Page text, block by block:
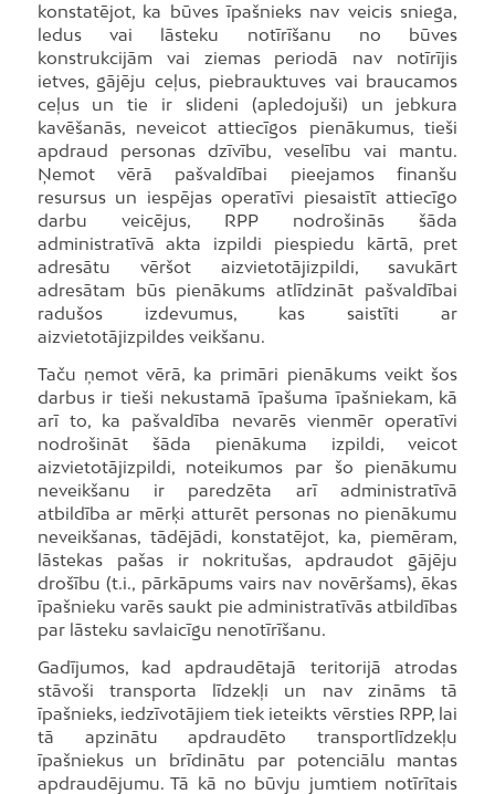
konstatējot, ka būves īpašnieks nav veicis sniega,
ledus vai lāsteku notīrīšanu no būves
konstrukcijām vai ziemas periodā nav notīrījis
ietves, gājēju ceļus, piebrauktuves vai braucamos
ceļus un tie ir slideni (apledojuši) un jebkura
kavēšanās, neveicot attiecīgos pienākumus, tieši
apdraud personas dzīvību, veselību vai mantu.
Ņemot vērā pašvaldībai pieejamos finanšu
resursus un iespējas operatīvi piesaistīt attiecīgo
darbu veicējus, RPP nodrošinās šāda
administratīvā akta izpildi piespiedu kārtā, pret
adresātu vēršot aizvietotājizpildi, savukārt
adresātam būs pienākums atlīdzināt pašvaldībai
radušos izdevumus, kas saistīti ar
aizvietotājizpildes veikšanu.
Taču ņemot vērā, ka primāri pienākums veikt šos
darbus ir tieši nekustamā īpašuma īpašniekam, kā
arī to, ka pašvaldība nevarēs vienmēr operatīvi
nodrošināt šāda pienākuma izpildi, veicot
aizvietotājizpildi, noteikumos par šo pienākumu
neveikšanu ir paredzēta arī administratīvā
atbildība ar mērķi atturēt personas no pienākumu
neveikšanas, tādējādi, konstatējot, ka, piemēram,
lāstekas pašas ir nokritušas, apdraudot gājēju
drošību (t.i., pārkāpums vairs nav novēršams), ēkas
īpašnieku varēs saukt pie administratīvās atbildības
par lāsteku savlaicīgu nenotīrīšanu.
Gadījumos, kad apdraudētajā teritorijā atrodas
stāvoši transporta līdzekļi un nav zināms tā
īpašnieks, iedzīvotājiem tiek ieteikts vērsties RPP, lai
tā apzinātu apdraudēto transportlīdzekļu
īpašniekus un brīdinātu par potenciālu mantas
apdraudējumu. Tā kā no būvju jumtiem notīrītais